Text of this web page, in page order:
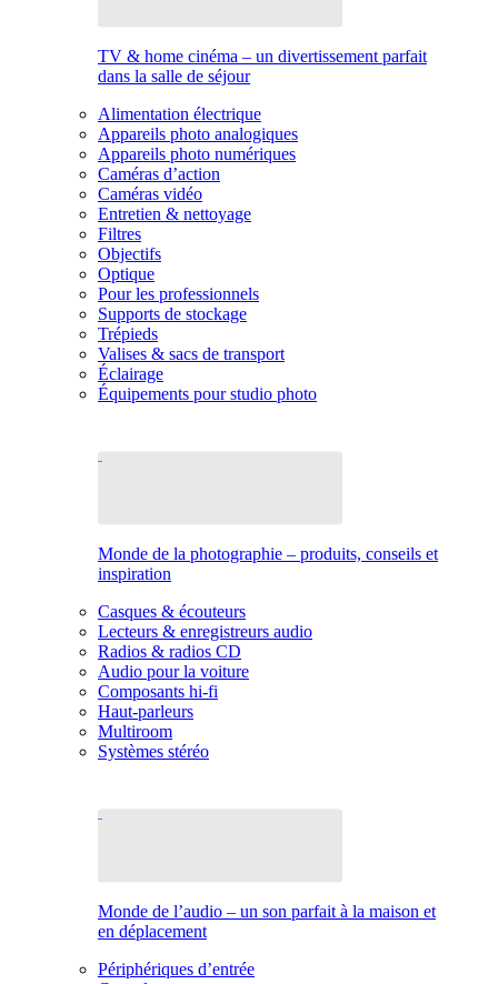
TV & home cinéma – un divertissement parfait
dans la salle de séjour
Alimentation électrique
Appareils photo analogiques
Appareils photo numériques
Caméras d’action
Caméras vidéo
Entretien & nettoyage
Filtres
Objectifs
Optique
Pour les professionnels
Supports de stockage
Trépieds
Valises & sacs de transport
Éclairage
Équipements pour studio photo
Monde de la photographie – produits, conseils et
inspiration
Casques & écouteurs
Lecteurs & enregistreurs audio
Radios & radios CD
Audio pour la voiture
Composants hi-fi
Haut-parleurs
Multiroom
Systèmes stéréo
Monde de l’audio – un son parfait à la maison et
en déplacement
Périphériques d’entrée